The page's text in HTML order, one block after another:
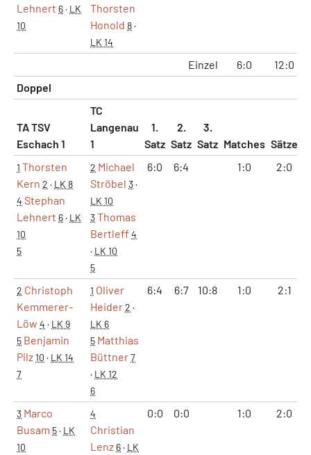
Lehnert 6· LK
10
Thorsten
Honold 8·
LK 14
Einzel 6:0 12:0
Doppel
TA TSV
Eschach 1
TC
Langenau
1
1.
Satz
2.
Satz
3.
Satz Matches Sätze
1 Thorsten
Kern 2 · LK 8
4 Stephan
Lehnert 6· LK
10
5
2 Michael
Ströbel 3·
LK 10
3Thomas
Bertleff 4
· LK 10
5
6:0 6:4 1:0 2:0
2 Christoph
Kemmerer-
Löw 4 · LK 9
5 Benjamin
Pilz10 · LK 14
7
1 Oliver
Heider2 ·
LK 6
5 Matthias
Büttner7
· LK 12
6
6:4 6:7 10:8 1:0 2:1
3 Marco
Busam 5· LK
10
4
Christian
Lenz 6· LK
0:0 0:0 1:0 2:0